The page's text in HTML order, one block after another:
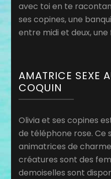
avec toi en te
ses copines, une
entre midi et deux, une
AMATRICE SEXE
COQUIN
Olivia et ses copines
de téléphone rose. Ce
animatrices de
créatures sont des
demoiselles sont